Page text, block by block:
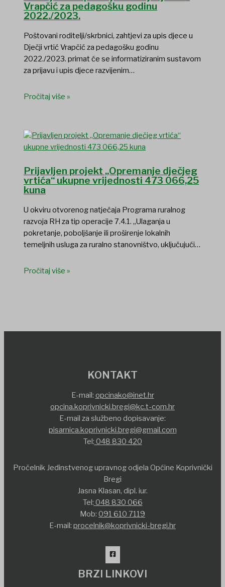
Vrapčić za pedagošku godinu
2022./2023.
Poštovani roditelji/skrbnici, zahtjevi za upis djece u
Dječji vrtić Vrapčić za pedagošku godinu
2022./2023. primat će se informatiziranim sustavom
za prijavu i upis djece razvijenim…
Pročitaj više »
Prijavljen projekt „Opremanje dječjeg
vrtića“ ukupne vrijednosti 473 066,25
kuna
U okviru otvorenog natječaja Programa ruralnog
razvoja RH za tip operacije 7.4.1. „Ulaganja u
pokretanje, poboljšanje ili proširenje lokalnih
temeljnih usluga za ruralno stanovništvo, uključujući…
Pročitaj više »
KONTAKT
E-mail: opcinako@inet.hr
opcina.koprivnicki.bregi@kc.t-com.hr
E-mail za službeno dopisavanje:
pisarnica.koprivnicki.bregi@gmail.com
Tel: 048 830 420
Pročelnik Jedinstvenog upravnog odjela Općine Koprivnički
Bregi
Jasna Klasan, dipl. iur.
Tel: 048 830 066
Mob: 091 610 7119
E-mail: procelnik@koprivnicki-bregi.hr
BRZI LINKOVI